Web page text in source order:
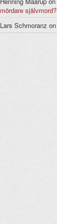
mördare självmord?
Lars Schmoranz on